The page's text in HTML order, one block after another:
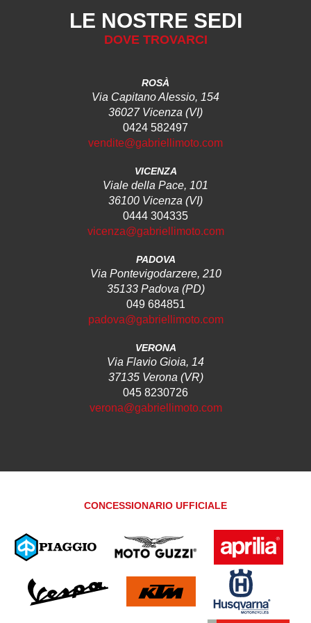
LE NOSTRE SEDI
DOVE TROVARCI
ROSÀ
Via Capitano Alessio, 154
36027 Vicenza (VI)
0424 582497
vendite@gabriellimoto.com
VICENZA
Viale della Pace, 101
36100 Vicenza (VI)
0444 304335
vicenza@gabriellimoto.com
PADOVA
Via Pontevigodarzere, 210
35133 Padova (PD)
049 684851
padova@gabriellimoto.com
VERONA
Via Flavio Gioia, 14
37135 Verona (VR)
045 8230726
verona@gabriellimoto.com
CONCESSIONARIO UFFICIALE